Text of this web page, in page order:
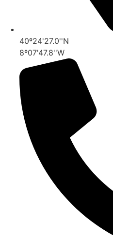
40º24'27.0''N
8º07'47.8''W